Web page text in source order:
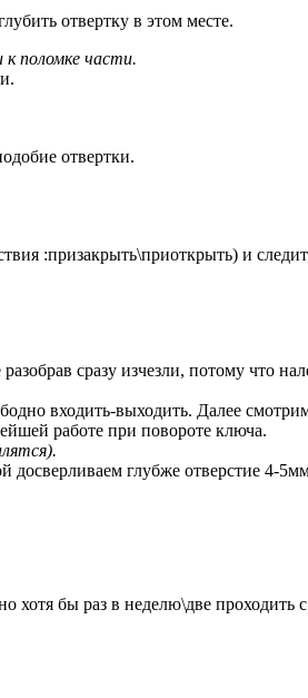
отвертку в этом месте.
поломке части.
отвертки.
:призакрыть\приоткрыть) и
сразу изчезли, потому что
входить-выходить. Далее
работе при повороте ключа.
глубже отверстие 4-
бы раз в неделю\две проходить